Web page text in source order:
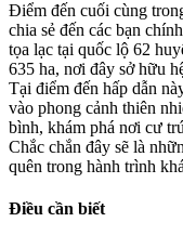
Điểm đến cuối cùng
chia sẻ đến các bạn
tọa lạc tại quốc lộ 62
635 ha, nơi đây sở hữu
Tại điểm đến hấp dẫn
vào phong cảnh thiên
bình, khám phá nơi cư
Chắc chắn đây sẽ là
quên trong hành trình
Điều cần biết